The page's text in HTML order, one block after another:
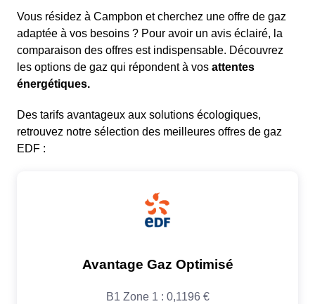
Vous résidez à Campbon et cherchez une offre de gaz
adaptée à vos besoins ? Pour avoir un avis éclairé, la
comparaison des offres est indispensable. Découvrez
les options de gaz qui répondent à vos attentes
énergétiques.
Des tarifs avantageux aux solutions écologiques,
retrouvez notre sélection des meilleures offres de gaz
EDF :